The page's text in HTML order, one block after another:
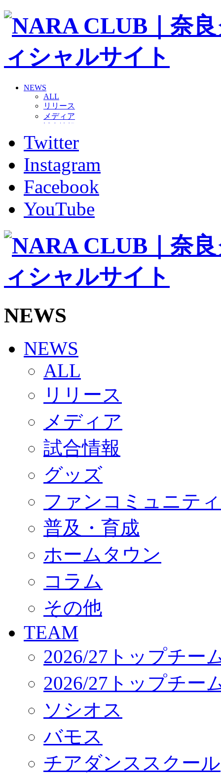
NEWS
ALL
リリース
メディア
グッズ
ファンコミュニティ
ホームタウン
コラム
その他
TEAM
2026/27トップチーム
2026/27トップチームスタッフ
バモス
チアダンススクール
ボランティアチーム「volundeer」
ビクトリーロード
HOMEGAME
観戦ルール＆マナー
Jリーグ運営管理規定
写真・動画使用ガイドライン
SCHEDULE
2026/27
練習見学時のファンサービスについて
TICKET
奈良クラブ明治安田J3リーグ2026/27シーズン試
奈良クラブ明治安田Ｊ3リーグ 2026/27シーズン「
観戦ルール＆マナー
2026/27ファンコミュニティ
サポートショップ
GOODS
オフィシャルストア（実店舗）
オンラインストア
ACADEMY
アカデミーについて
コーチ&スタッフ
ジュニア
ジュニアユース
ユース
練習拠点（ナラディーア）
SCHOOL
CLUB
パートナー募集
クラブ理念
サステナビリティ
Web制作支援
応援プロジェクト
Twitter
Instagram
Facebook
YouTube
NEWS
NEWS
ALL
リリース
メディア
試合情報
グッズ
ファンコミュニティ
普及・育成
ホームタウン
コラム
その他
TEAM
2026/27トップチー
2026/27トップチー
ソシオス
バモス
チアダンススクール